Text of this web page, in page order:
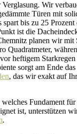
Verglasung. Wir
Türen mit
bis zu 25 Prozent
ist die
planen wir mit
Quadratmeter,
heftigem
sorgt am Ende das
, das wir exakt auf
Fundament
ist, unterstützen
.